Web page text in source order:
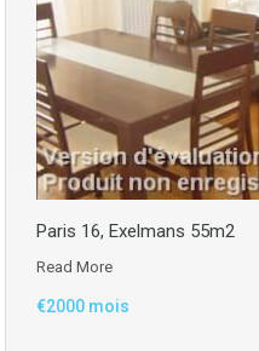
Paris 16, Exelmans 55m2
Read More
€2000 mois